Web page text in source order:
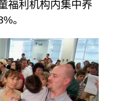
福利机构内集中养
。